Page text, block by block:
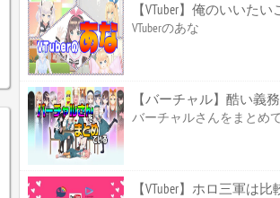
【VTuber】俺のいいた
VTuberのあな
【バーチャル】酷い義
バーチャルさんをまとめ
【VTuber】ホロ三軍は